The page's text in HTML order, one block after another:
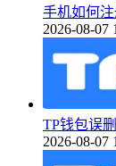
手机如何
2026-08-07
TP钱包误
2026-08-07